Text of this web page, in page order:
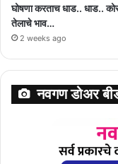
घोषणा करताच धाड.. धाड..
तेलाचे भाव…
2 weeks ago
नवगण डोअर